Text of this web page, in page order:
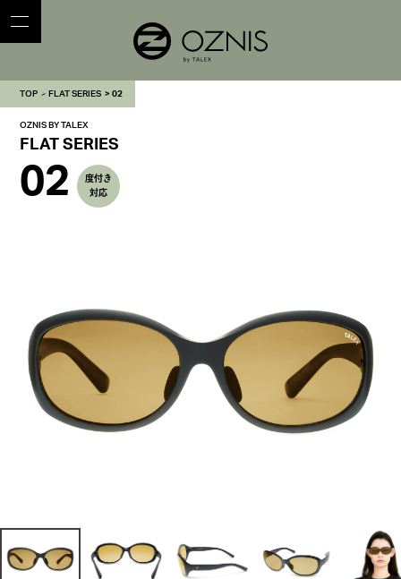
TOP FLAT SERIES 02
OZNIS BY TALEX
FLAT SERIES
02
度付き
対応